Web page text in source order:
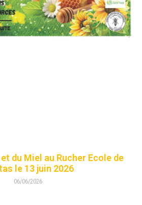
du Miel au Rucher Ecole de
le 13 juin 2026
06/06/2026